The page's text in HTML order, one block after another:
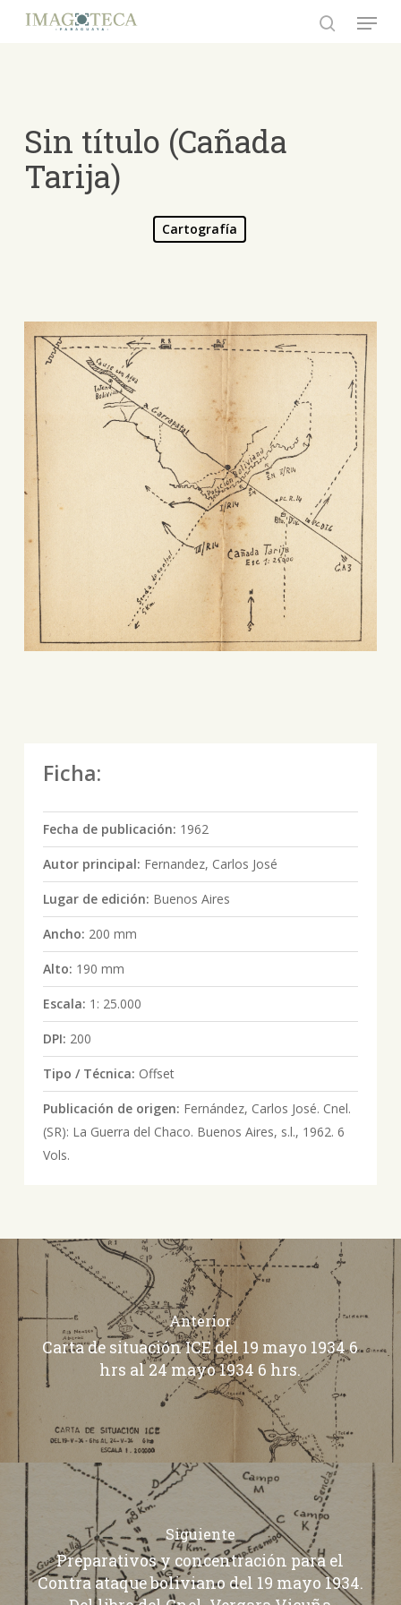
Menu
Sin título (Cañada
Tarija)
Cartografía
Ficha:
Fecha de publicación: 1962
Autor principal: Fernandez, Carlos José
Lugar de edición: Buenos Aires
Ancho: 200 mm
Alto: 190 mm
Escala: 1: 25.000
DPI: 200
Tipo / Técnica: Offset
Publicación de origen: Fernández, Carlos José. Cnel.
(SR): La Guerra del Chaco. Buenos Aires, s.l., 1962. 6
Vols.
Anterior
Carta de situación ICE del 19 mayo 1934 6
hrs al 24 mayo 1934 6 hrs.
Siguiente
Preparativos y concentración para el
Contra ataque boliviano del 19 mayo 1934.